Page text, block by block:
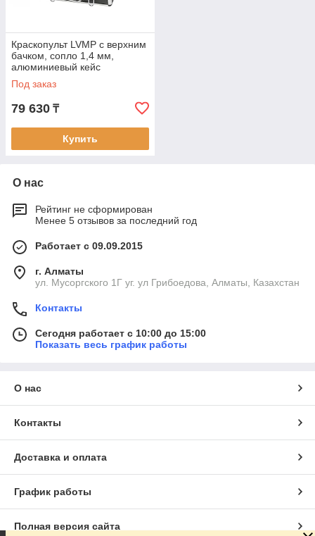
Краскопульт LVMP с верхним
бачком, сопло 1,4 мм,
алюминиевый кейс
Под заказ
79 630 ₸
Купить
О нас
Рейтинг не сформирован
Менее 5 отзывов за последний год
Работает с 09.09.2015
г. Алматы
ул. Мусоргского 1Г уг. ул Грибоедова, Алматы, Казахстан
Контакты
Сегодня работает с 10:00 до 15:00
Показать весь график работы
О нас
Контакты
Доставка и оплата
График работы
Полная версия сайта